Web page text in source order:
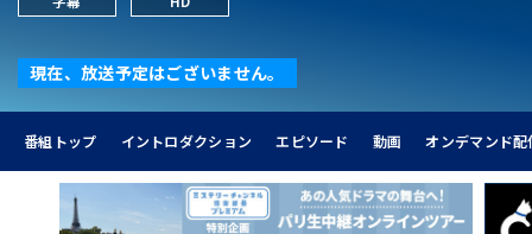
現在、放送予定はございません。
番組トップ イントロダクション エピソード 動画 オンデマンド配